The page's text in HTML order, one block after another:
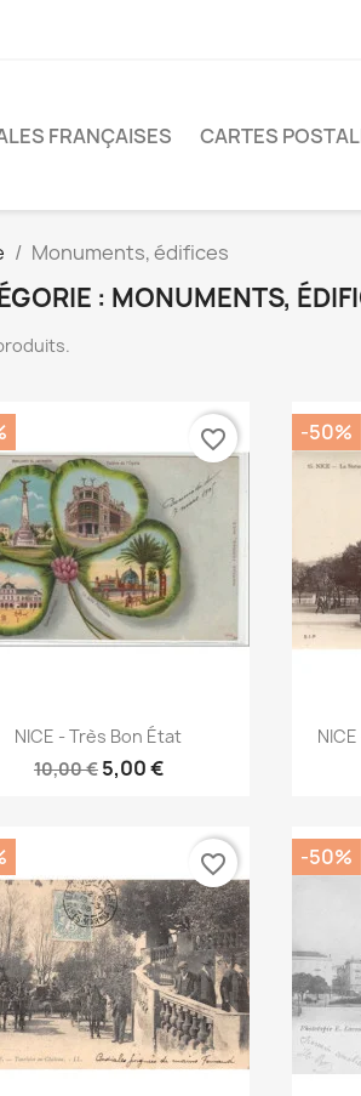
FRANÇAISES CARTES
Monuments, édifices
: MONUMENTS,
Aperçu rapide
NICE - Très Bon État
10,00 € 5,00 €
favorite_border -50%
favorite_border -50%